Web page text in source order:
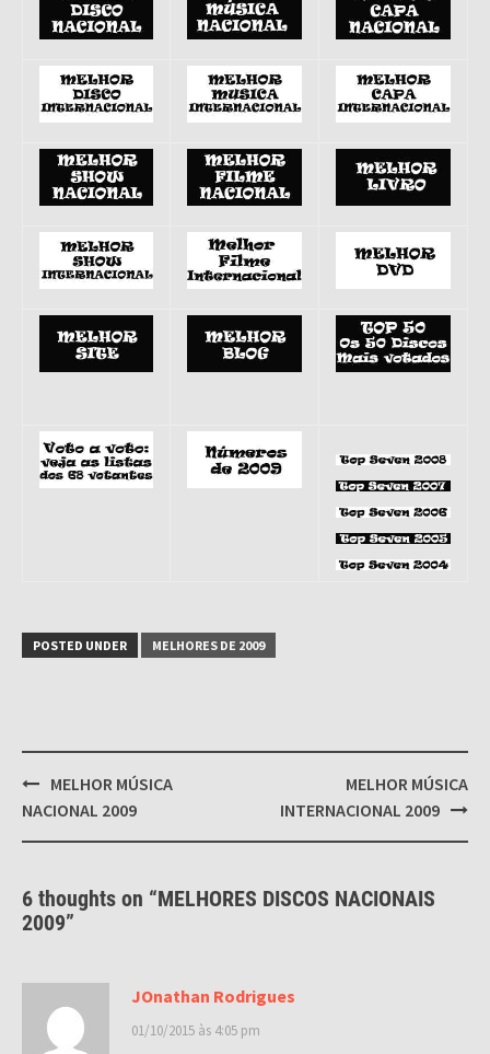
POSTED UNDER MELHORES DE 2009
Post
navigation
MELHOR MÚSICA
NACIONAL 2009
MELHOR MÚSICA
INTERNACIONAL 2009
6 thoughts on “MELHORES DISCOS NACIONAIS
2009”
JOnathan Rodrigues
01/10/2015 às 4:05 pm